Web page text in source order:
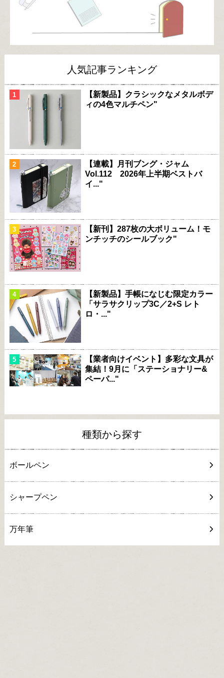
人気記事ランキング
【新製品】クラシックなメタルボデ
ィの4色マルチペン"
【連載】月刊ブング・ジャム
Vol.112 2026年上半期ベストバ
イ..."
【新刊】287枚の大ボリューム！モ
ンチッチのシールブック"
【新製品】手帳になじむ限定カラー
「サラサクリップ3C／2+S レト
ロ・..."
【業者向けイベント】多彩な文具が
集結！9月に「ステーショナリー&
ペーパ..."
種類から探す
ボールペン
シャープペン
万年筆